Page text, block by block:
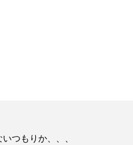
つもりか、、、